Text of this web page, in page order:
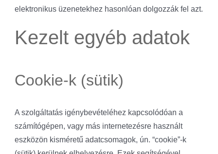
elektronikus üzenetekhez hasonlóan dolgozzák fel azt.
Kezelt egyéb adatok
Cookie-k (sütik)
A szolgáltatás igénybevételéhez kapcsolódóan a
számítógépen, vagy más internetezésre használt
eszközön kisméretű adatcsomagok, ún. “cookie”-k